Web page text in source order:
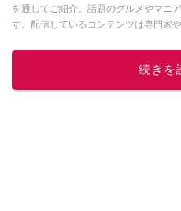
を通してご紹介。話題のグルメやマニ
す。配信しているコンテンツは専門家
ニュースでフォロー
続きを